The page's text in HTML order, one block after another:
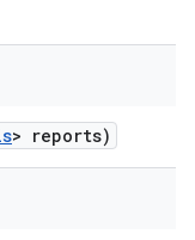
> reports)